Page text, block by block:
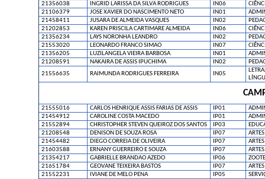
21356038
INGRID LARISSA DA SILVA RODRIGUES IN06
21106379
JOSE XAVIER DO NASCIMENTO NETO IN01
21458411
JUSARA DE ALMEIDA VASQUES IN02
21202853
KAREN PRISCILA CARTIMARE ALMEIDA IN06
21356234
LAYS NORONHA LEANDRO IN02
21553020
LEONARDO FRANCO SIMAO IN07
21356205
LUZILANGELA VIEIRA BARBOSA IN01
21208591
NAKAIRA DE ASSIS IPUCHIMA IN02
21556635
RAIMUNDA RODRIGUES FERREIRA IN05
21555016 CARLOS HENRIQUE ASSIS FARIAS DE ASSIS IP01
21454912
CAROLINE COSTA MACEDO IP01
21552894
CHRISTOPHER STEVEN QUEIROZ DOS SANTOS IP03
21208548
DENISON DE SOUZA ROSA IP07
21454482
DIEGO CORREIA DE OLIVEIRA IP07
21603588
ERNANY GUERREIRO E SOUZA IP07
21354217
GABRIELLE BRANDAO AZEDO IP06
21651784
GEOVANE TEIXEIRA BASTOS IP07
21552231
IVIANE DE MELO PENA IP05